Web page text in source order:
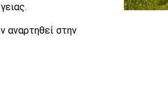
αναρτηθεί στην